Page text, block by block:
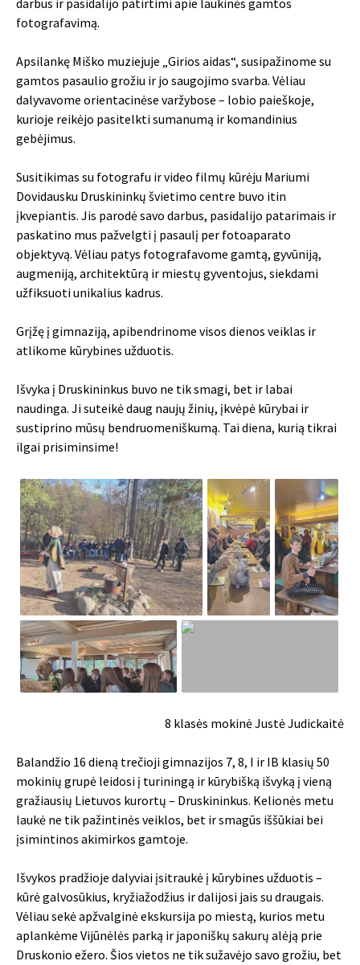
darbus ir pasidalijo patirtimi apie laukinės gamtos
fotografavimą.
Apsilankę Miško muziejuje „Girios aidas“, susipažinome su
gamtos pasaulio grožiu ir jo saugojimo svarba. Vėliau
dalyvavome orientacinėse varžybose – lobio paieškoje,
kurioje reikėjo pasitelkti sumanumą ir komandinius
gebėjimus.
Susitikimas su fotografu ir video filmų kūrėju Mariumi
Dovidausku Druskininkų švietimo centre buvo itin
įkvepiantis. Jis parodė savo darbus, pasidalijo patarimais ir
paskatino mus pažvelgti į pasaulį per fotoaparato
objektyvą. Vėliau patys fotografavome gamtą, gyvūniją,
augmeniją, architektūrą ir miestų gyventojus, siekdami
užfiksuoti unikalius kadrus.
Grįžę į gimnaziją, apibendrinome visos dienos veiklas ir
atlikome kūrybines užduotis.
Išvyka į Druskininkus buvo ne tik smagi, bet ir labai
naudinga. Ji suteikė daug naujų žinių, įkvėpė kūrybai ir
sustiprino mūsų bendruomeniškumą. Tai diena, kurią tikrai
ilgai prisiminsime!
8 klasės mokinė Justė Judickaitė
Balandžio 16 dieną trečioji gimnazijos 7, 8, I ir IB klasių 50
mokinių grupė leidosi į turiningą ir kūrybišką išvyką į vieną
gražiausių Lietuvos kurortų – Druskininkus. Kelionės metu
laukė ne tik pažintinės veiklos, bet ir smagūs iššūkiai bei
įsimintinos akimirkos gamtoje.
Išvykos pradžioje dalyviai įsitraukė į kūrybines užduotis –
kūrė galvosūkius, kryžiažodžius ir dalijosi jais su draugais.
Vėliau sekė apžvalginė ekskursija po miestą, kurios metu
aplankėme Vijūnėlės parką ir japoniškų sakurų alėją prie
Druskonio ežero. Šios vietos ne tik sužavėjo savo grožiu, bet